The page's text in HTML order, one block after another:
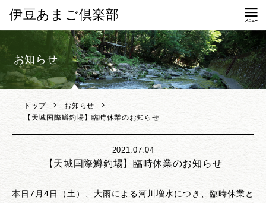
伊豆あまご倶楽部
個人情報保護方針
お問い合わせ
お知らせ
トップ
お知らせ
【天城国際鱒釣場】臨時休業のお知らせ
【天城国際鱒釣場】臨時休業のお知らせ
2021.07.04
本日7月4日（土）、大雨による河川増水につき、臨時休業と